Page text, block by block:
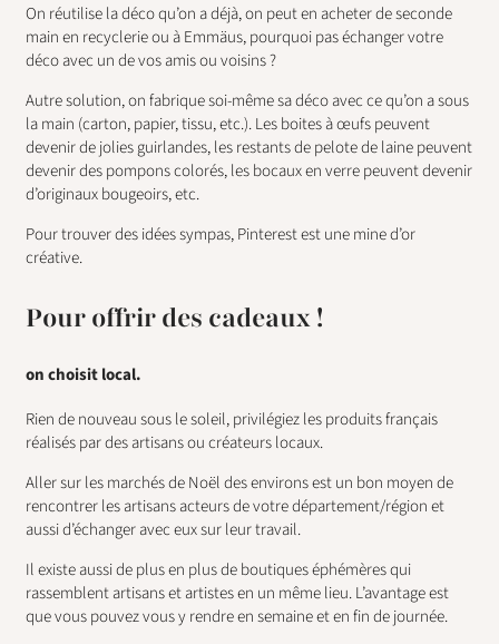
On réutilise la déco qu’on a déjà, on peut en acheter de seconde
main en recyclerie ou à Emmäus, pourquoi pas échanger votre
déco avec un de vos amis ou voisins ?
Autre solution, on fabrique soi-même sa déco avec ce qu’on a sous
la main (carton, papier, tissu, etc.). Les boites à œufs peuvent
devenir de jolies guirlandes, les restants de pelote de laine peuvent
devenir des pompons colorés, les bocaux en verre peuvent devenir
d’originaux bougeoirs, etc.
Pour trouver des idées sympas, Pinterest est une mine d’or
créative.
Pour offrir des cadeaux !
on choisit local.
Rien de nouveau sous le soleil, privilégiez les produits français
réalisés par des artisans ou créateurs locaux.
Aller sur les marchés de Noël des environs est un bon moyen de
rencontrer les artisans acteurs de votre département/région et
aussi d’échanger avec eux sur leur travail.
Il existe aussi de plus en plus de boutiques éphémères qui
rassemblent artisans et artistes en un même lieu. L’avantage est
que vous pouvez vous y rendre en semaine et en fin de journée.